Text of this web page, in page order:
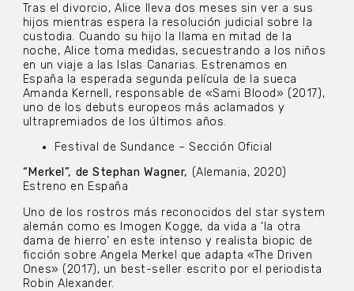
Tras el divorcio, Alice lleva dos meses sin ver a sus
hijos mientras espera la resolución judicial sobre la
custodia. Cuando su hijo la llama en mitad de la
noche, Alice toma medidas, secuestrando a los niños
en un viaje a las Islas Canarias. Estrenamos en
España la esperada segunda película de la sueca
Amanda Kernell, responsable de «Sami Blood» (2017),
uno de los debuts europeos más aclamados y
ultrapremiados de los últimos años.
Festival de Sundance – Sección Oficial
“Merkel”, de Stephan Wagner, (Alemania, 2020)
Estreno en España
Uno de los rostros más reconocidos del star system
alemán como es Imogen Kogge, da vida a ‘la otra
dama de hierro’ en este intenso y realista biopic de
ficción sobre Angela Merkel que adapta «The Driven
Ones» (2017), un best-seller escrito por el periodista
Robin Alexander.